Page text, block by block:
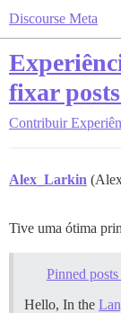
Discourse Meta
fixar
Contribuir
Alex_Larkin
Tive uma ótima
Pinned
Hello, In the